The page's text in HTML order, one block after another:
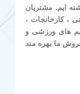
ایم. مشتریان
، کارخانجات ،
های ورزشی و
ما بهره مند